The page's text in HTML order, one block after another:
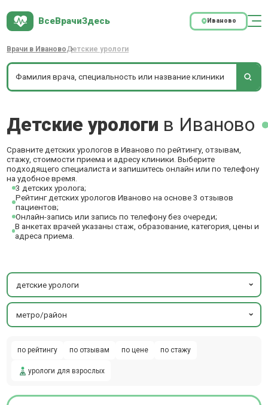
ВсеВрачиЗдесь Иваново
Врачи в ИвановоДетские урологи
Детские урологи в Иваново
Сравните детских урологов в Иваново по рейтингу, отзывам,
стажу, стоимости приема и адресу клиники. Выберите
подходящего специалиста и запишитесь онлайн или по телефону
на удобное время.
3 детских уролога;
Рейтинг детских урологов Иваново на основе 3 отзывов
пациентов;
Онлайн-запись или запись по телефону без очереди;
В анкетах врачей указаны стаж, образование, категория, цены и
адреса приема.
детские урологи
метро/район
по рейтингу по отзывам по цене по стажу
урологи для взрослых